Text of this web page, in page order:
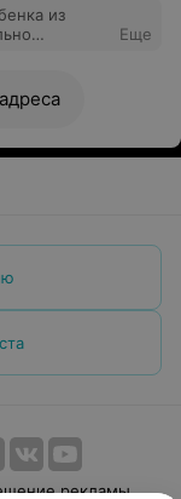
из
Еще
рекламы